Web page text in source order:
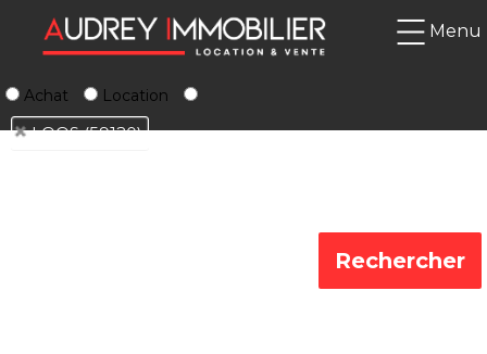
Menu
Achat Location
LOOS (59120)